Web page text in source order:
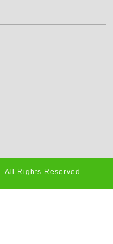
. All Rights Reserved.